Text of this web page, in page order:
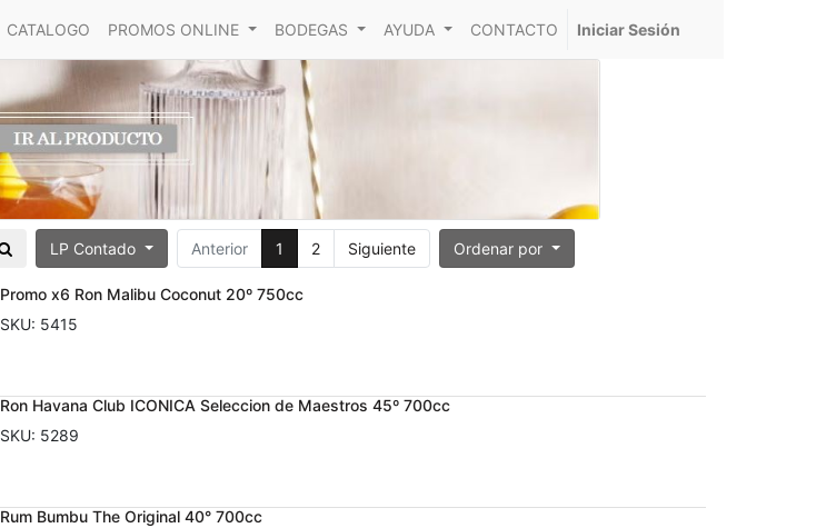
CATALOGO PROMOS ONLINE BODEGAS AYUDA CONTACTO Iniciar Sesión
LP Contado Anterior 1 2 Siguiente Ordenar por
Promo x6 Ron Malibu Coconut 20º 750cc
SKU: 5415
Ron Havana Club ICONICA Seleccion de Maestros 45º 700cc
SKU: 5289
Rum Bumbu The Original 40° 700cc